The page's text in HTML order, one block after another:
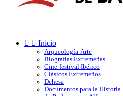
  Inicio
Arqueología-Arte
Biografías Extremeñas
Cine-festival Ibérico
Clásicos Extremeños
Dehesa
Documentos para la Historia